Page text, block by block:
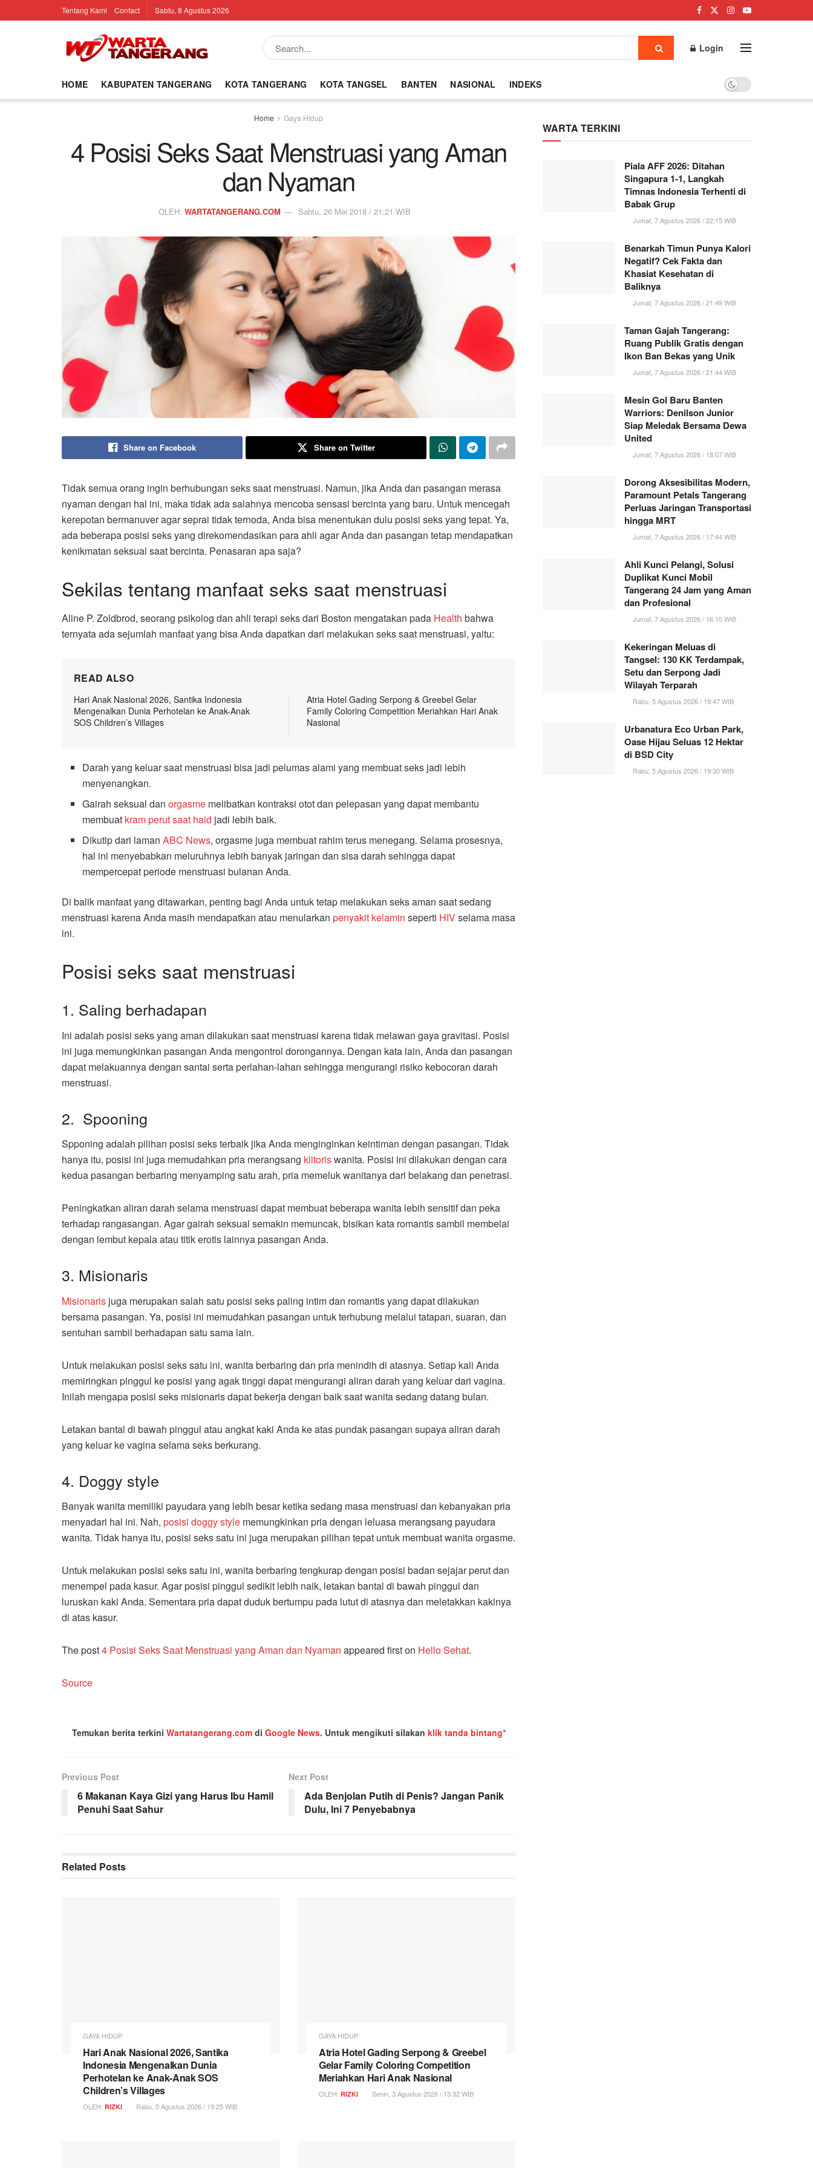
Tentang Kami Contact Sabtu, 8 Agustus 2026
Login
HOME KABUPATEN TANGERANG KOTA TANGERANG KOTA TANGSEL BANTEN NASIONAL INDEKS
Home Gaya Hidup
4 Posisi Seks Saat Menstruasi yang Aman
dan Nyaman
OLEH: WARTATANGERANG.COM Sabtu, 26 Mei 2018 / 21:21 WIB
Share on Facebook Share on Twitter
Tidak semua orang ingin berhubungan seks saat menstruasi. Namun, jika Anda dan pasangan merasa
nyaman dengan hal ini, maka tidak ada salahnya mencoba sensasi bercinta yang baru. Untuk mencegah
kerepotan bermanuver agar seprai tidak ternoda, Anda bisa menentukan dulu posisi seks yang tepat. Ya,
ada beberapa posisi seks yang direkomendasikan para ahli agar Anda dan pasangan tetap mendapatkan
kenikmatan seksual saat bercinta. Penasaran apa saja?
Sekilas tentang manfaat seks saat menstruasi
Aline P. Zoldbrod, seorang psikolog dan ahli terapi seks dari Boston mengatakan pada Health bahwa
ternyata ada sejumlah manfaat yang bisa Anda dapatkan dari melakukan seks saat menstruasi, yaitu:
READ ALSO
Hari Anak Nasional 2026, Santika Indonesia
Mengenalkan Dunia Perhotelan ke Anak-Anak
SOS Children’s Villages
Atria Hotel Gading Serpong & Greebel Gelar
Family Coloring Competition Meriahkan Hari Anak
Nasional
Darah yang keluar saat menstruasi bisa jadi pelumas alami yang membuat seks jadi lebih
menyenangkan.
Gairah seksual danorgasme melibatkan kontraksi otot dan pelepasan yang dapat membantu
membuat kram perut saat haid jadi lebih baik.
Dikutip dari lamanABC News, orgasme juga membuat rahim terus menegang. Selama prosesnya,
hal ini menyebabkan meluruhnya lebih banyak jaringan dan sisa darah sehingga dapat
mempercepat periode menstruasi bulanan Anda.
Di balik manfaat yang ditawarkan, penting bagi Anda untuk tetap melakukan seks aman saat sedang
menstruasi karena Anda masih mendapatkan atau menularkan penyakit kelamin seperti HIVselama masa
ini.
Posisi seks saat menstruasi
1. Saling berhadapan
Ini adalah posisi seks yang aman dilakukan saat menstruasi karena tidak melawan gaya gravitasi. Posisi
ini juga memungkinkan pasangan Anda mengontrol dorongannya. Dengan kata lain, Anda dan pasangan
dapat melakuannya dengan santai serta perlahan-lahan sehingga mengurangi risiko kebocoran darah
menstruasi.
2. Spooning
Spponing adalah pilihan posisi seks terbaik jika Anda menginginkan keintiman dengan pasangan. Tidak
hanya itu, posisi ini juga memudahkan pria merangsang klitoriswanita. Posisi ini dilakukan dengan cara
kedua pasangan berbaring menyamping satu arah, pria memeluk wanitanya dari belakang dan penetrasi.
Peningkatkan aliran darah selama menstruasi dapat membuat beberapa wanita lebih sensitif dan peka
terhadap rangasangan. Agar gairah seksual semakin memuncak, bisikan kata romantis sambil membelai
dengan lembut kepala atau titik erotis lainnya pasangan Anda.
3. Misionaris
Misionaris juga merupakan salah satu posisi seks paling intim dan romantis yang dapat dilakukan
bersama pasangan. Ya, posisi ini memudahkan pasangan untuk terhubung melalui tatapan, suaran, dan
sentuhan sambil berhadapan satu sama lain.
Untuk melakukan posisi seks satu ini, wanita berbaring dan pria menindih di atasnya. Setiap kali Anda
memiringkan pinggul ke posisi yang agak tinggi dapat mengurangi aliran darah yang keluar dari vagina.
Inilah mengapa posisi seks misionaris dapat bekerja dengan baik saat wanita sedang datang bulan.
Letakan bantal di bawah pinggul atau angkat kaki Anda ke atas pundak pasangan supaya aliran darah
yang keluar ke vagina selama seks berkurang.
4. Doggy style
Banyak wanita memiliki payudara yang lebih besar ketika sedang masa menstruasi dan kebanyakan pria
menyadari hal ini. Nah, posisi doggy style memungkinkan pria dengan leluasa merangsang payudara
wanita. Tidak hanya itu, posisi seks satu ini juga merupakan pilihan tepat untuk membuat wanita orgasme.
Untuk melakukan posisi seks satu ini, wanita berbaring tengkurap dengan posisi badan sejajar perut dan
menempel pada kasur. Agar posisi pinggul sedikit lebih naik, letakan bantal di bawah pinggul dan
luruskan kaki Anda. Sementara pria dapat duduk bertumpu pada lutut di atasnya dan meletakkan kakinya
di atas kasur.
The post4 Posisi Seks Saat Menstruasi yang Aman dan Nyaman appeared first on Hello Sehat.
Source
Temukan berita terkini Wartatangerang.comdi Google News. Untuk mengikuti silakan klik tanda bintang*
Previous Post
6 Makanan Kaya Gizi yang Harus Ibu Hamil
Penuhi Saat Sahur
Next Post
Ada Benjolan Putih di Penis? Jangan Panik
Dulu, Ini 7 Penyebabnya
Related Posts
GAYA HIDUP
Hari Anak Nasional 2026, Santika
Indonesia Mengenalkan Dunia
Perhotelan ke Anak-Anak SOS
Children’s Villages
OLEH: RIZKI Rabu, 5 Agustus 2026 / 19:25 WIB
GAYA HIDUP
Atria Hotel Gading Serpong & Greebel
Gelar Family Coloring Competition
Meriahkan Hari Anak Nasional
OLEH: RIZKI Senin, 3 Agustus 2026 / 13:32 WIB
WARTA TERKINI
Piala AFF 2026: Ditahan
Singapura 1-1, Langkah
Timnas Indonesia Terhenti di
Babak Grup
Jumat, 7 Agustus 2026 / 22:15 WIB
Benarkah Timun Punya Kalori
Negatif? Cek Fakta dan
Khasiat Kesehatan di
Baliknya
Jumat, 7 Agustus 2026 / 21:49 WIB
Taman Gajah Tangerang:
Ruang Publik Gratis dengan
Ikon Ban Bekas yang Unik
Jumat, 7 Agustus 2026 / 21:44 WIB
Mesin Gol Baru Banten
Warriors: Denilson Junior
Siap Meledak Bersama Dewa
United
Jumat, 7 Agustus 2026 / 18:07 WIB
Dorong Aksesibilitas Modern,
Paramount Petals Tangerang
Perluas Jaringan Transportasi
hingga MRT
Jumat, 7 Agustus 2026 / 17:44 WIB
Ahli Kunci Pelangi, Solusi
Duplikat Kunci Mobil
Tangerang 24 Jam yang Aman
dan Profesional
Jumat, 7 Agustus 2026 / 16:10 WIB
Kekeringan Meluas di
Tangsel: 130 KK Terdampak,
Setu dan Serpong Jadi
Wilayah Terparah
Rabu, 5 Agustus 2026 / 19:47 WIB
Urbanatura Eco Urban Park,
Oase Hijau Seluas 12 Hektar
di BSD City
Rabu, 5 Agustus 2026 / 19:30 WIB